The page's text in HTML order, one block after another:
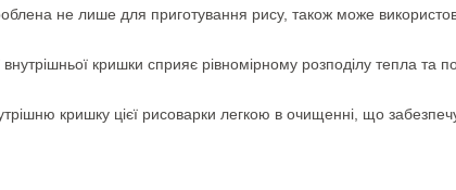
не лише для приготування рису, також може
кришки сприяє рівномірному розподілу тепла та
кришку цієї рисоварки легкою в очищенні, що